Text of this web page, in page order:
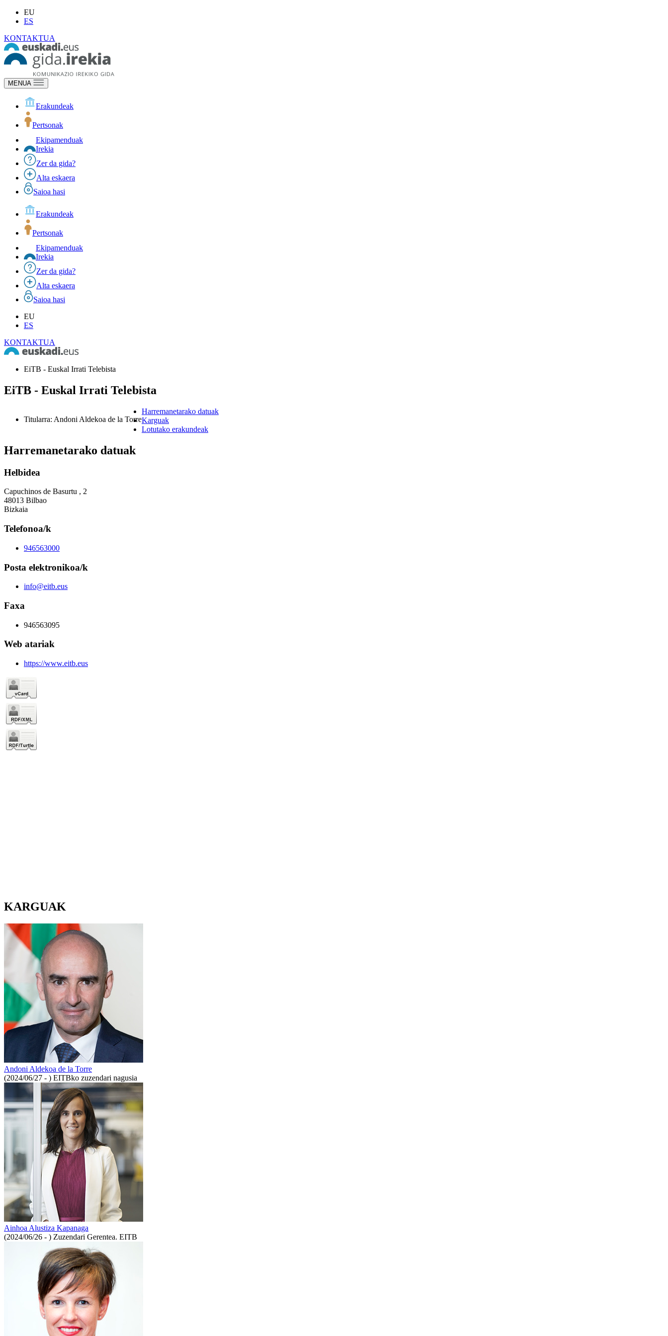
EU
ES
KONTAKTUA
MENUA
Erakundeak
Pertsonak
Ekipamenduak
Irekia
Zer da gida?
Alta eskaera
Saioa hasi
Erakundeak
Pertsonak
Ekipamenduak
Irekia
Zer da gida?
Alta eskaera
Saioa hasi
EU
ES
KONTAKTUA
EiTB - Euskal Irrati Telebista
EiTB - Euskal Irrati Telebista
Titularra: Andoni Aldekoa de la Torre
Harremanetarako datuak
Karguak
Lotutako erakundeak
Harremanetarako datuak
Helbidea
Capuchinos de Basurtu , 2
48013 Bilbao
Bizkaia
Telefonoa/k
946563000
Posta elektronikoa/k
info@eitb.eus
Faxa
946563095
Web atariak
https://www.eitb.eus
KARGUAK
Andoni Aldekoa de la Torre
(2024/06/27 - ) EITBko zuzendari nagusia
Ainhoa Alustiza Kapanaga
(2024/06/26 - ) Zuzendari Gerentea. EITB